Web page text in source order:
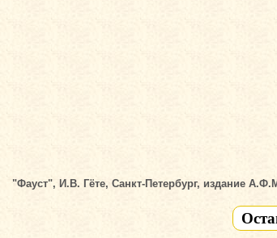
"Фауст", И.В. Гёте, Санкт-Петербург, издание